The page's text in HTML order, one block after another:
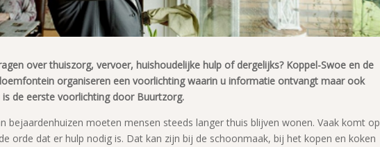
over thuiszorg, vervoer, huishoudelijke hulp of dergelijks? Koppel-Swoe en de
organiseren een voorlichting waarin u informatie ontvangt maar ook
is de eerste voorlichting door Buurtzorg.
bejaardenhuizen moeten mensen steeds langer thuis blijven wonen. Vaak komt op
orde dat er hulp nodig is. Dat kan zijn bij de schoonmaak, bij het kopen en koken